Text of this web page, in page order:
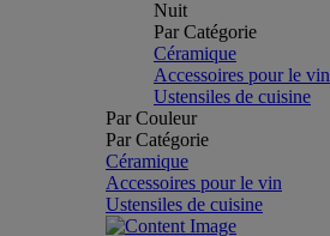
Nuit
Par Catégorie
Céramique
Accessoires pour le vin
Ustensiles de cuisine
Par Couleur
Par Catégorie
Céramique
Accessoires pour le vin
Ustensiles de cuisine